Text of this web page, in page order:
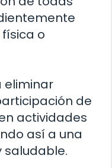
o
eliminar
de
actividades
así a una
saludable.